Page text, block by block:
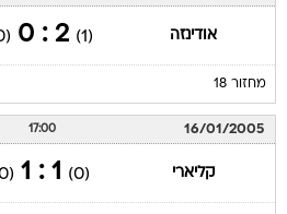
אודינזה (1)
2 : 0
(0)
מחזור 18
16/01/2005
17:00
קליארי (0)
1 : 1
(0)